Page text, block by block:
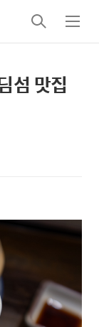
검
색
메
뉴
섬 맛집